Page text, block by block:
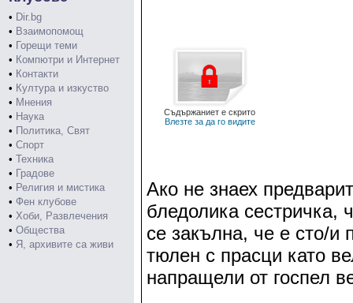
• Dir.bg
• Взаимопомощ
• Горещи теми
• Компютри и Интернет
• Контакти
• Култура и изкуство
• Мнения
• Наука
• Политика, Свят
• Спорт
• Техника
• Градове
• Религия и мистика
• Фен клубове
• Хоби, Развлечения
• Общества
• Я, архивите са живи
Съдържаниет е скрито
Влезте за да го видите
Ако не знаех
бледолика сестричка,
се закълна, че е сто/и
тюлен с прасци като
напращели от госпел